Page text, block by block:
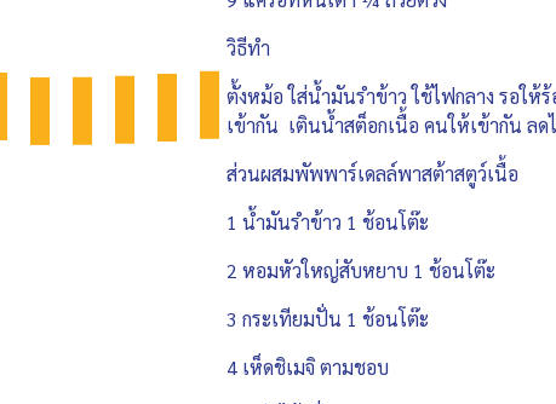
วิธีทำ
ตั้งหม้อ ใส่น้ำมันรำข้าว ใช้ไฟกลาง รอให้
เข้ากัน เตินน้ำสต็อกเนื้อ คนให้เข้ากัน ล
ส่วนผสมพัพพาร์เดลล์พาสต้าสตูว์เนื้อ
1 น้ำมันรำข้าว 1 ช้อนโต๊ะ
2 หอมหัวใหญ่สับหยาบ 1 ช้อนโต๊ะ
3 กระเทียมปั่น 1 ช้อนโต๊ะ
4 เห็ดชิเมจิ ตามชอบ